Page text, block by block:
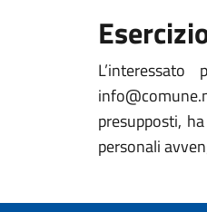
presupposti,
personali